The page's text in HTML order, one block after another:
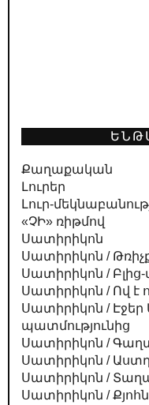
Քաղաքական
Լուրեր
Լուր-
«ՉԻ» ռիթմով
Սատիրիկոն
Սատիրիկոն /
Սատիրիկոն / Բլից-
Սատիրիկոն / Ով է
Սատիրիկոն / Էջեր
պատմությունից
Սատիրիկոն /
Սատիրիկոն /
Սատիրիկոն /
Սատիրիկոն /